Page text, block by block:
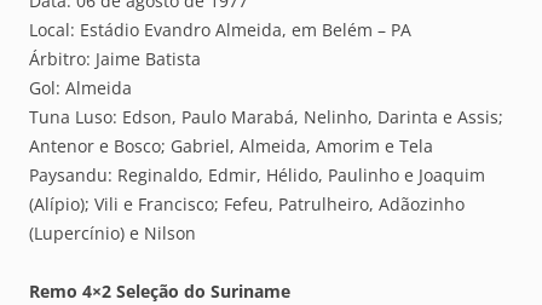
Local: Estádio Evandro Almeida, em Belém – PA
Árbitro: Jaime Batista
Gol: Almeida
Tuna Luso: Edson, Paulo Marabá, Nelinho, Darinta e Assis;
Antenor e Bosco; Gabriel, Almeida, Amorim e Tela
Paysandu: Reginaldo, Edmir, Hélido, Paulinho e Joaquim
(Alípio); Vili e Francisco; Fefeu, Patrulheiro, Adãozinho
(Lupercínio) e Nilson
Remo 4×2 Seleção do Suriname